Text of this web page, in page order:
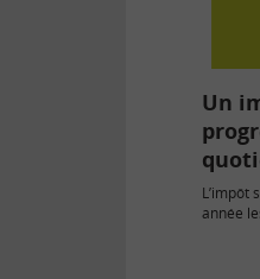
Un
L’impôt
année